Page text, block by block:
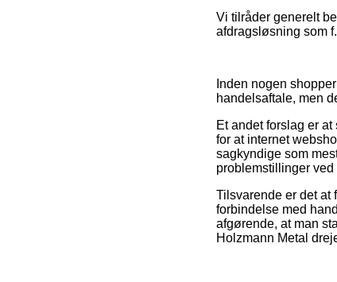
Vi tilråder generelt
afdragsløsning som
Inden nogen
handelsaftale, men
Et andet forslag er
for at internet
sagkyndige som
problemstillinger
Tilsvarende er det
forbindelse med
afgørende, at man
Holzmann Metal